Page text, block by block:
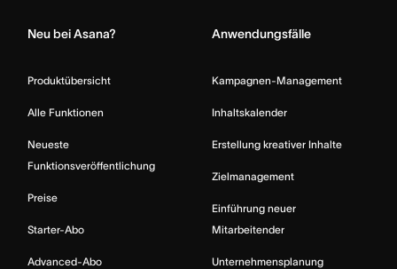
Neu bei Asana?
Produktübersicht
Alle Funktionen
Neueste
Funktionsveröffentlichung
Preise
Starter-Abo
Advanced-Abo
Anwendungsfälle
Kampagnen-Management
Inhaltskalender
Erstellung kreativer Inhalte
Zielmanagement
Einführung neuer
Mitarbeitender
Unternehmensplanung